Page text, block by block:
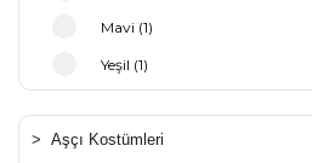
8-9 Yaş (18)
Mavi (1)
Yeşil (1)
> Aşçı Kostümleri